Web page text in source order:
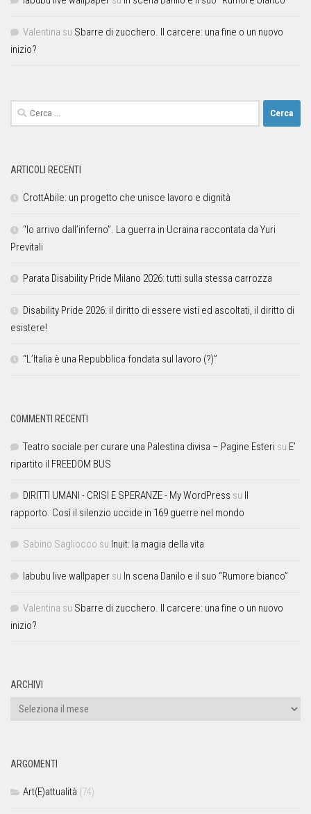
Valentina su Sbarre di zucchero. Il carcere: una fine o un nuovo
inizio?
ARTICOLI RECENTI
CrottAbile: un progetto che unisce lavoro e dignità
“Io arrivo dall’inferno”. La guerra in Ucraina raccontata da Yuri
Previtali
Parata Disability Pride Milano 2026: tutti sulla stessa carrozza
Disability Pride 2026: il diritto di essere visti ed ascoltati, il diritto di
esistere!
“L’Italia è una Repubblica fondata sul lavoro (?)”
COMMENTI RECENTI
Teatro sociale per curare una Palestina divisa – Pagine Esteri su E’
ripartito il FREEDOM BUS
DIRITTI UMANI - CRISI E SPERANZE - My WordPress su Il
rapporto. Così il silenzio uccide in 169 guerre nel mondo
Sabino Sagliocco su Inuit: la magia della vita
labubu live wallpaper su In scena Danilo e il suo “Rumore bianco”
Valentina su Sbarre di zucchero. Il carcere: una fine o un nuovo
inizio?
ARCHIVI
ARGOMENTI
Art(E)attualità (74)